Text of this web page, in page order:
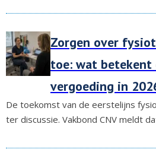
Zorgen over
toe: wat
vergoeding in
De toekomst van de eerstelijns
ter discussie. Vakbond CNV meldt